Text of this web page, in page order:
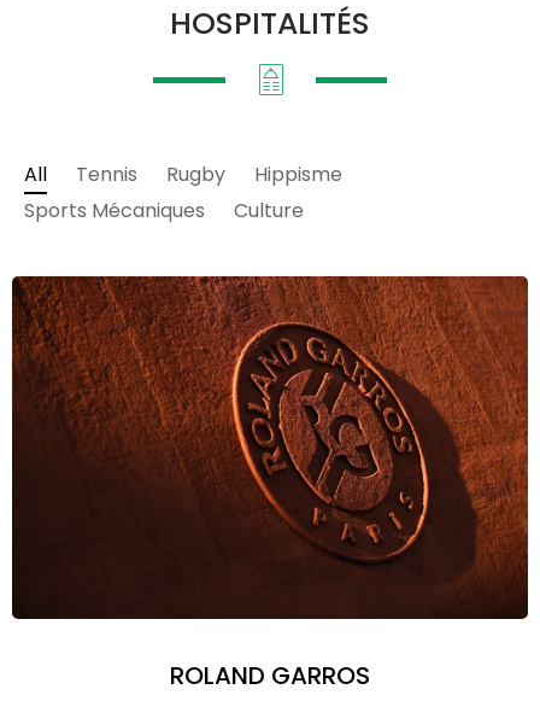
HOSPITALITÉS
All Tennis Rugby
Hippisme
Sports Mécaniques
Culture
ROLAND GARROS